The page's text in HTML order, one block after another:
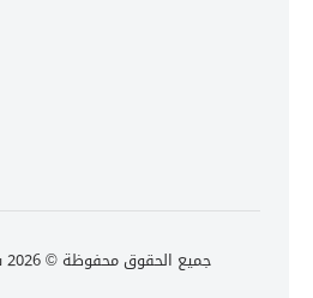
جميع الحقوق محفوظة © 2026 سجايا فتيات الشارقة 2026